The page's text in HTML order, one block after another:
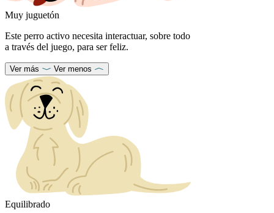
Muy juguetón
Este perro activo necesita interactuar, sobre todo
a través del juego, para ser feliz.
Ver más Ver menos
Equilibrado